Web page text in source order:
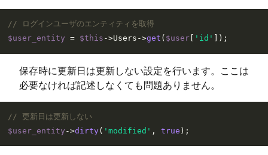
// ログインユーザのエンティティを取得
$user_entity = $this ->Users->get ( $user 'id'
保存時に更新日は更新しない設定を行います。ここは
必要なければ記述しなくても問題ありません。
// 更新日は更新しない
$user_entity ->dirty( 'modified' , true